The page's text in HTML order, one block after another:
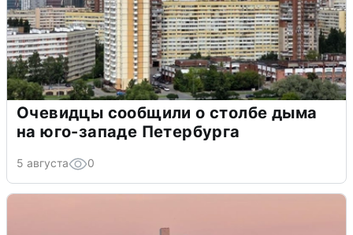
Очевидцы сообщили о столбе дыма
на юго-западе Петербурга
5 августа 0